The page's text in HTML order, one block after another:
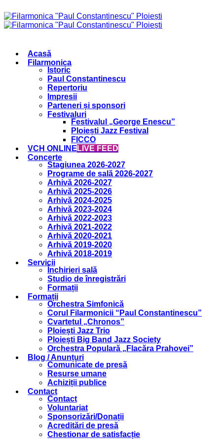
Acasă
Filarmonica
Istoric
Paul Constantinescu
Repertoriu
Impresii
Parteneri și sponsori
Festivaluri
Festivalul „George Enescu”
Ploiești Jazz Festival
FICCO
VCH ONLINE LIVE FEED
Concerte
Stagiunea 2026-2027
Programe de sală 2026-2027
Arhivă 2026-2027
Arhivă 2025-2026
Arhivă 2024-2025
Arhivă 2023-2024
Arhivă 2022-2023
Arhivă 2021-2022
Arhivă 2020-2021
Arhivă 2019-2020
Arhivă 2018-2019
Servicii
Închirieri sală
Studio de înregistrări
Formații
Formații
Orchestra Simfonică
Corul Filarmonicii “Paul Constantinescu”
Cvartetul „Chronos”
Ploiești Jazz Trio
Ploiești Big Band Jazz Society
Orchestra Populară „Flacăra Prahovei”
Blog / Anunțuri
Comunicate de presă
Resurse umane
Achiziții publice
Contact
Contact
Voluntariat
Sponsorizări/Donații
Acreditări de presă
Chestionar de satisfacție